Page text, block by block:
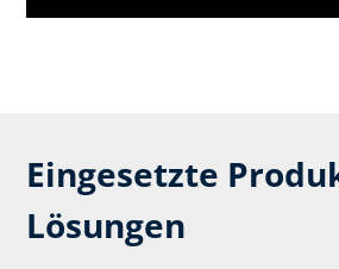
Eingesetzte
Lösungen